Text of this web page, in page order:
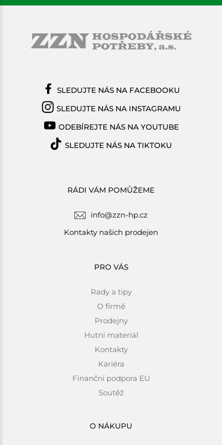
RÁDI VÁM POMŮŽEME
info@zzn-hp.cz
Kontakty našich prodejen
PRO VÁS
Rady a tipy
O firmě
Prodejny
Hutní materiál
Kontakty
Kariéra
Finanční podpora EU
Soutěž
O NÁKUPU
SLEDUJTE NÁS NA FACEBOOKU
SLEDUJTE NÁS NA INSTAGRAMU
ODEBÍREJTE NÁS NA YOUTUBE
SLEDUJTE NÁS NA TIKTOKU